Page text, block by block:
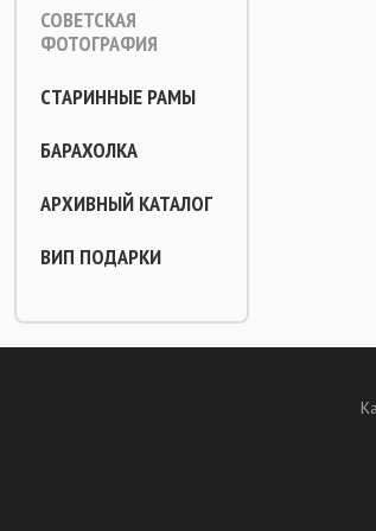
СОВЕТСКАЯ
ФОТОГРАФИЯ
СТАРИННЫЕ РАМЫ
БАРАХОЛКА
АРХИВНЫЙ КАТАЛОГ
ВИП ПОДАРКИ